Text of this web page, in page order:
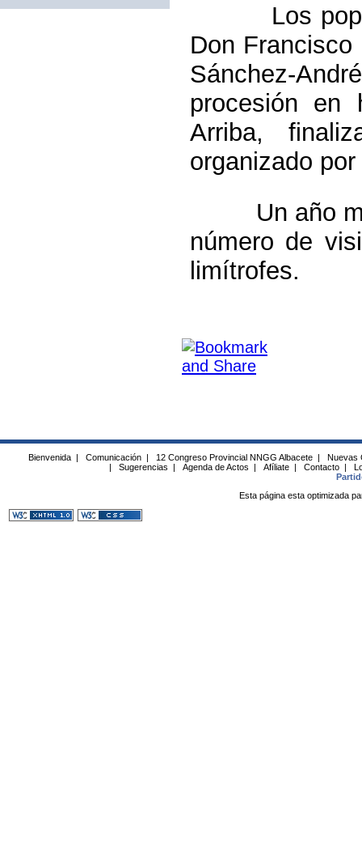
Los
Don
Sánchez-
procesión
Arriba,
organizado
Un año
número de
limítrofes.
Bienvenida | Comunicación | 12 Congreso Provincial NNGG Albacete |
Nuevas
|
Sugerencias | Agenda de Actos | Afíliate | Contacto |
Esta página esta optimizada